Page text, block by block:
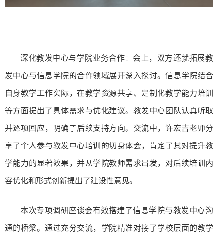
深化教发中心与学院业务合作：会上，双方还就拓展教
发中心与信息学院的合作领域展开深入探讨。信息学院结合
自身教学工作实际，在教学资源共享、定制化教学能力培训
等方面提出了具体需求与优化建议。教发中心团队认真听取
并逐项回应，明确了后续支持方向。交流中，许宏吉老师分
享了个人参与教发中心培训的切身体会，肯定了其对提升教
学能力的显著效果，并从学院教师需求出发，对后续培训内
容优化和形式创新提出了建设性意见。
本次专项调研座谈会有效搭建了信息学院与教发中心沟
通的桥梁。通过充分交流，学院精准对接了学校层面的教学